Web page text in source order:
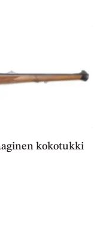
kokotukki